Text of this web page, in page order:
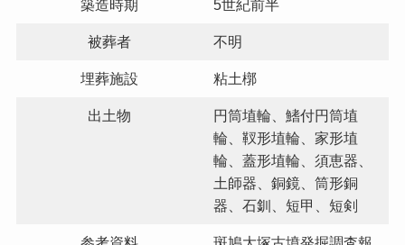
築造時期 5世紀前半
被葬者 不明
埋葬施設 粘土槨
出土物
円筒埴輪、鰭付円筒埴
輪、靫形埴輪、家形埴
輪、蓋形埴輪、須恵器、
土師器、銅鏡、筒形銅
器、石釧、短甲、短剣